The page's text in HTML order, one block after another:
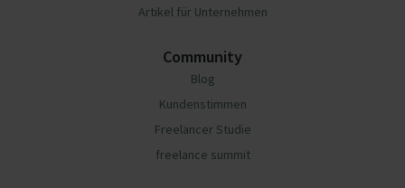
Artikel für Unternehmen
Community
Blog
Kundenstimmen
Freelancer Studie
freelance summit